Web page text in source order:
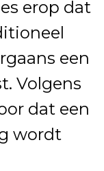
erop dat
een
Volgens
dat een
wordt